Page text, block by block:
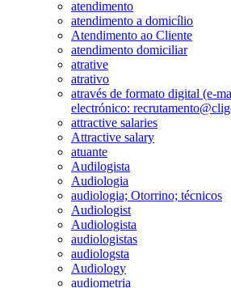
atendimento
atendimento a domicílio
Atendimento ao Cliente
atendimento domiciliar
atrative
atrativo
através de formato digital (e-
electrónico:
attractive salaries
Attractive salary
atuante
Audilogista
Audiologia
audiologia; Otorrino; técnicos
Audiologist
Audiologista
audiologistas
audiologsta
Audiology
audiometria